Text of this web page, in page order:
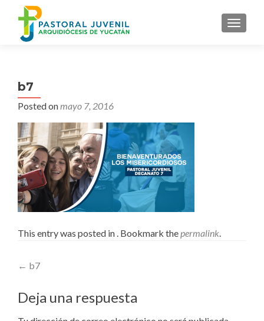
MENU
b7
Posted onmayo 7, 2016
This entry was posted in . Bookmark thepermalink.
Post
navigation
← b7
Deja una respuesta